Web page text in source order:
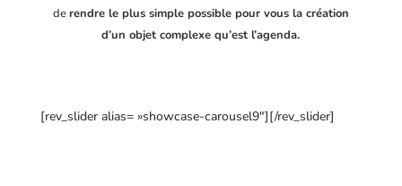
derendre le plus simple possible pour vous la création
d’un objet complexe qu’est l’agenda.
[rev_slider alias= »showcase-carousel9″][/rev_slider]